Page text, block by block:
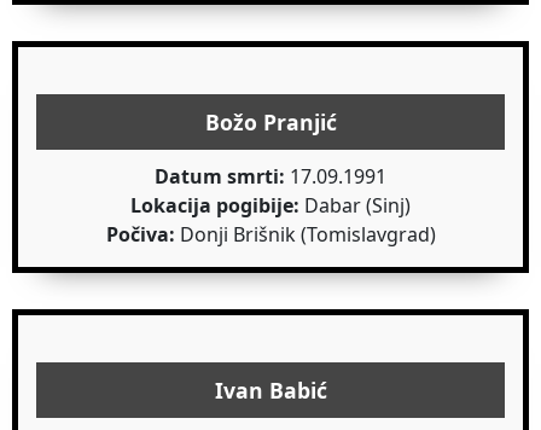
Božo Pranjić
Datum smrti: 17.09.1991
Lokacija pogibije: Dabar (Sinj)
Počiva: Donji Brišnik (Tomislavgrad)
Ivan Babić